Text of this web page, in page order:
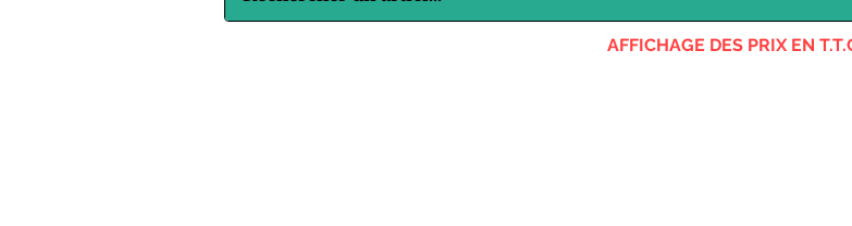
AFFICHAGE DES PRIX EN